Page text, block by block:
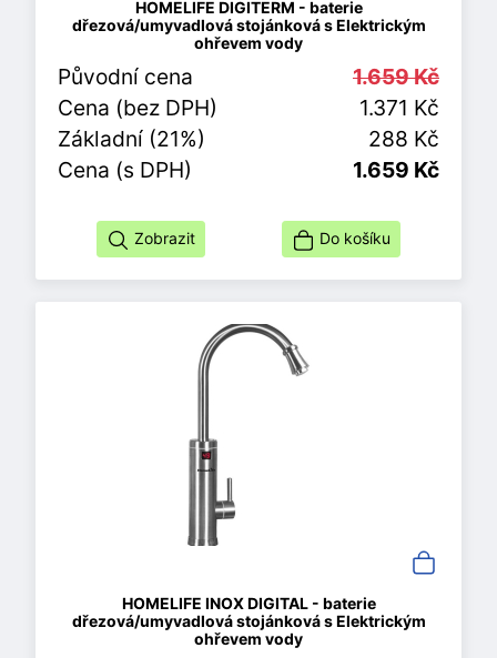
HOMELIFE DIGITERM - baterie
dřezová/umyvadlová stojánková s Elektrickým
ohřevem vody
Původní cena
1.659 Kč
Cena (bez DPH)
1.371 Kč
Základní (21%)
288 Kč
Cena (s DPH)
1.659 Kč
Zobrazit Do košíku
HOMELIFE INOX DIGITAL - baterie
dřezová/umyvadlová stojánková s Elektrickým
ohřevem vody